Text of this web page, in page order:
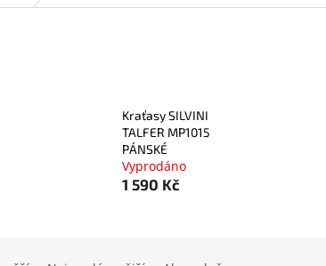
Kraťasy SILVINI
TALFER MP1015
PÁNSKÉ
Vyprodáno
1 590 Kč